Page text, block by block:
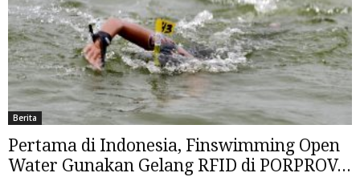
Berita
Pertama di Indonesia, Finswimming Open
Water Gunakan Gelang RFID di PORPROV...